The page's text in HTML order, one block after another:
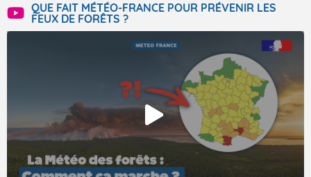
QUE FAIT MÉTÉO-FRANCE POUR PRÉVENIR LES
FEUX DE FORÊTS ?